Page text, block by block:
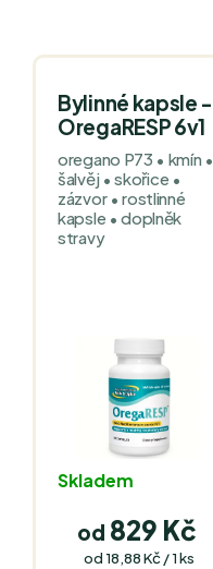
Bylinné kapsle -
OregaRESP 6v1
oregano P73 • kmín •
šalvěj • skořice •
zázvor • rostlinné
kapsle • doplněk
stravy
Skladem
od 829 Kč
Měrná
od 18,88 Kč / 1 ks